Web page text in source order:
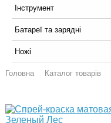
Інструмент
Батареї та зарядні
Ножі
Головна Каталог товарів